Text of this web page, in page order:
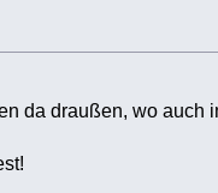
da draußen, wo auch